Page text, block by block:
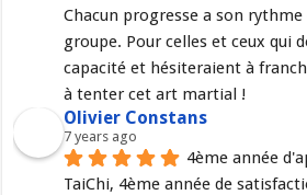
Chacun progresse a son
groupe. Pour celles et ceux qui
capacité et hésiteraient à
à tenter cet art martial !
Olivier Constans
7 years ago
4ème année
TaiChi, 4ème année de